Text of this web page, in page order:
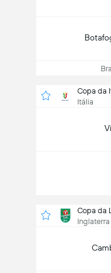
Copa da
Itália
Copa da
Inglaterra